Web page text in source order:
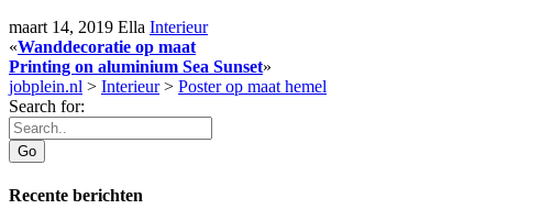
maart 14, 2019 Ella Interieur
«Wanddecoratie op maat
Printing on aluminium Sea Sunset»
jobplein.nl > Interieur> Poster op maat hemel
Search for:
Recente berichten